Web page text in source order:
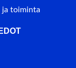
ja toiminta